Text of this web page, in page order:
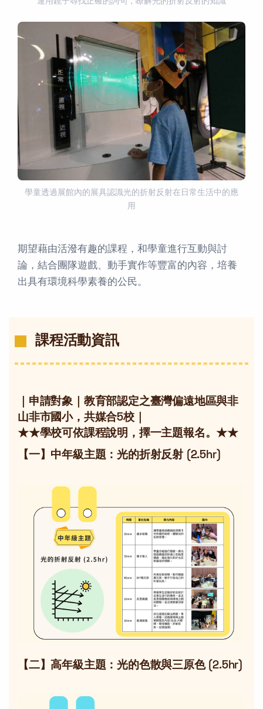
學童透過展館內的展具認識光的折射反射在日常生活中的應
用
期望藉由活潑有趣的課程，和學童進行互動與討
論，結合團隊遊戲、動手實作等豐富的內容，培養
出具有環境科學素養的公民。
課程活動資訊
｜申請對象｜ 教育部認定之臺灣偏遠地區與非
山非市國小，共媒合5校｜
★★學校可依課程說明，擇一主題報名。★★
【一】中年級主題：光的折射反射 (2.5hr)
【二】高年級主題：光的色散與三原色 (2.5hr)